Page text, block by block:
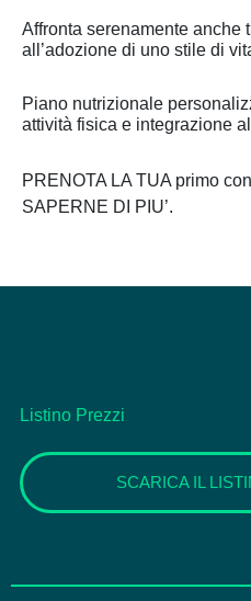
Affronta serenamente anche
all’adozione di uno stile di
Piano nutrizionale
attività fisica e integrazione
PRENOTA LA TUA primo
SAPERNE DI PIU’.
Listino Prezzi
SCARICA IL